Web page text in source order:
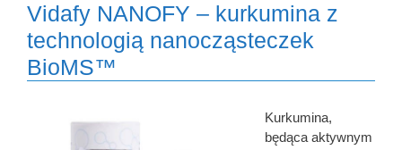
Vidafy NANOFY – kurkumina z
technologią nanocząsteczek
BioMS™
Kurkumina,
będąca aktywnym